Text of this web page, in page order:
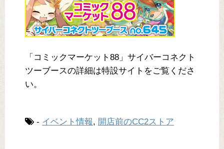
「コミックマーケット88」サイバーコネクト
ツーブースの詳細は特設サイトをご覧くださ
い。
- イベント情報, 開店前のCC2ストア